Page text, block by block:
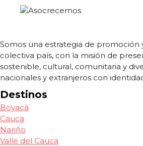
Somos una estrategia de promoción
colectiva país, con la misión de
sostenible, cultural, comunitaria y
nacionales y extranjeros con
Destinos
Boyacá
Cauca
Nariño
Valle del Cauca